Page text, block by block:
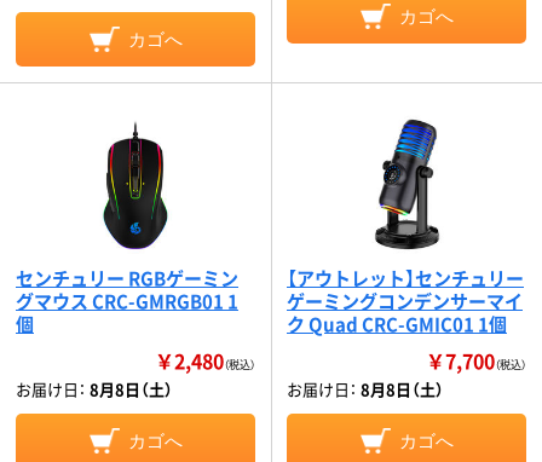
カゴへ
カゴへ
センチュリー RGBゲーミン
グマウス CRC-GMRGB01 1
個
￥2,480（税込）
お届け日： 8月8日（土）
カゴへ
【アウトレット】センチュリー
ゲーミングコンデンサーマイ
ク Quad CRC-GMIC01 1個
￥7,700（税込）
お届け日： 8月8日（土）
カゴへ